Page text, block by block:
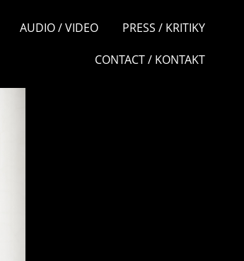
AUDIO / VIDEO PRESS / KRITIKY
CONTACT / KONTAKT